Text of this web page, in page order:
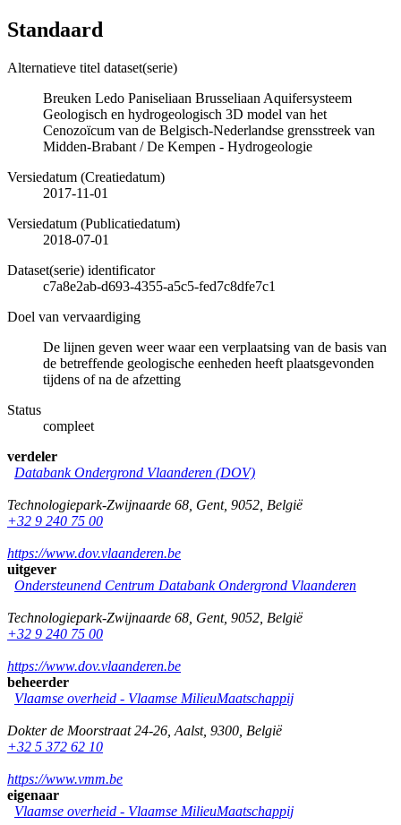
Standaard
Alternatieve titel dataset(serie)
Breuken Ledo Paniseliaan Brusseliaan Aquifersysteem
Geologisch en hydrogeologisch 3D model van het
Cenozoïcum van de Belgisch-Nederlandse grensstreek van
Midden-Brabant / De Kempen - Hydrogeologie
Versiedatum (Creatiedatum)
2017-11-01
Versiedatum (Publicatiedatum)
2018-07-01
Dataset(serie) identificator
c7a8e2ab-d693-4355-a5c5-fed7c8dfe7c1
Doel van vervaardiging
De lijnen geven weer waar een verplaatsing van de basis van
de betreffende geologische eenheden heeft plaatsgevonden
tijdens of na de afzetting
Status
compleet
verdeler
Databank Ondergrond Vlaanderen (DOV)
Technologiepark-Zwijnaarde 68 Gent, 9052 België
+32 9 240 75 00
https://www.dov.vlaanderen.be
uitgever
Ondersteunend Centrum Databank Ondergrond Vlaanderen
Technologiepark-Zwijnaarde 68 Gent, 9052 België
+32 9 240 75 00
https://www.dov.vlaanderen.be
beheerder
Vlaamse overheid - Vlaamse MilieuMaatschappij
Dokter de Moorstraat 24-26 Aalst, 9300 België
+32 5 372 62 10
https://www.vmm.be
eigenaar
Vlaamse overheid - Vlaamse MilieuMaatschappij